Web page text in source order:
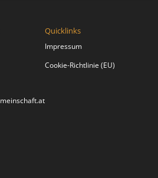
Quicklinks
Impressum
Cookie-Richtlinie (EU)